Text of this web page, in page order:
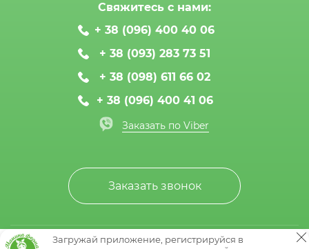
Свяжитесь с нами:
+ 38 (096) 400 40 06
+ 38 (093) 283 73 51
+ 38 (098) 611 66 02
+ 38 (096) 400 41 06
Заказать по Viber
Заказать звонок
Загружай приложение, регистрируйся в